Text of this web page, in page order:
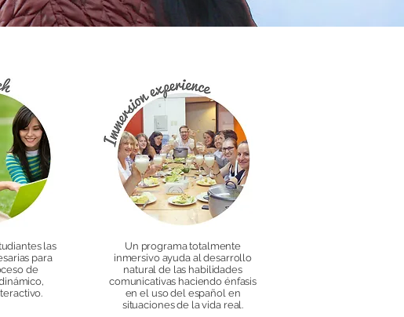
las
para
de
Un programa totalmente
inmersivo ayuda al desarrollo
natural de las habilidades
comunicativas haciendo énfasis
en el uso del español en
situaciones de la vida real.